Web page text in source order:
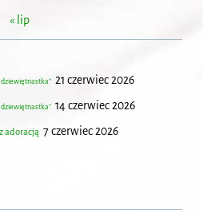
« lip
21 czerwiec 2026
14 czerwiec 2026
adoracją 7 czerwiec 2026